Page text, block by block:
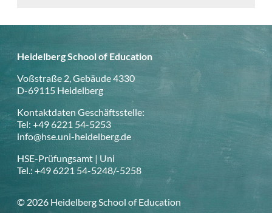
Heidelberg School of Education
Voßstraße 2, Gebäude 4330
D-69115 Heidelberg
Kontaktdaten Geschäftsstelle:
Tel: +49 6221 54-5253
info@hse.uni-heidelberg.de
HSE-Prüfungsamt | Uni
Tel.: +49 6221 54-5248/-5258
© 2026 Heidelberg School of Education